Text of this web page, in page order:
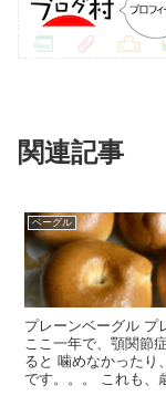
関連記事
ベーグル
プレーンベーグル
ここ一年で、顎関節
ると 噛めなかったり
です。。。 これも、